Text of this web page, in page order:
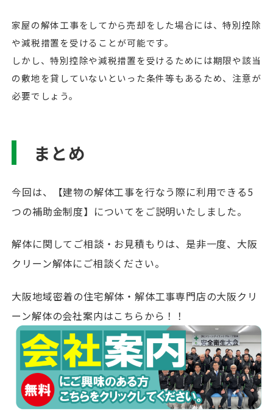
家屋の解体工事をしてから売却をした場合には、特別控除
や減税措置を受けることが可能です。
しかし、特別控除や減税措置を受けるためには期限や該当
の敷地を貸していないといった条件等もあるため、注意が
必要でしょう。
まとめ
今回は、【建物の解体工事を行なう際に利用できる5
つの補助金制度】についてをご説明いたしました。
解体に関してご相談・お見積もりは、是非一度、大阪
クリーン解体にご相談ください。
大阪地域密着の住宅解体・解体工事専門店の大阪クリ
ーン解体の会社案内はこちらから！！